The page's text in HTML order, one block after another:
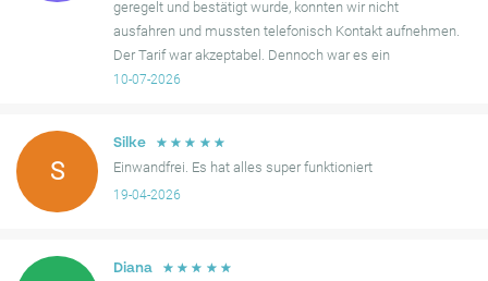
geregelt und bestätigt wurde, konnten wir nicht
ausfahren und mussten telefonisch Kontakt aufnehmen.
Der Tarif war akzeptabel. Dennoch war es ein
ordentlicher Parkplatz.
10-07-2026
S
Silke ☆ ☆ ☆ ☆ ☆
Einwandfrei. Es hat alles super funktioniert
19-04-2026
Diana ☆ ☆ ☆ ☆ ☆